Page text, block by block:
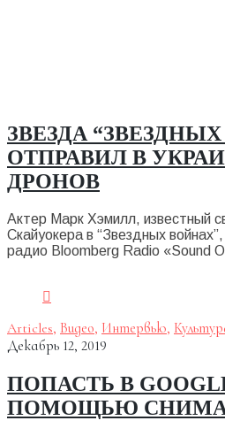
ЗВЕЗДА
ОТПРАВИЛ В
ДРОНОВ
Актер Марк Хэмилл, известный
Скайуокера в “Звездных
радио Bloomberg Radio «Sound
Articles, Видео, Интервью,
Декабрь 12, 2019
ПОПАСТЬ В
ПОМОЩЬЮ